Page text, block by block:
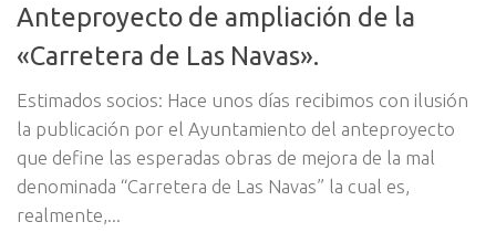
Anteproyecto de ampliación de la
«Carretera de Las Navas».
Estimados socios: Hace unos días recibimos con ilusión
la publicación por el Ayuntamiento del anteproyecto
que define las esperadas obras de mejora de la mal
denominada “Carretera de Las Navas” la cual es,
realmente,...